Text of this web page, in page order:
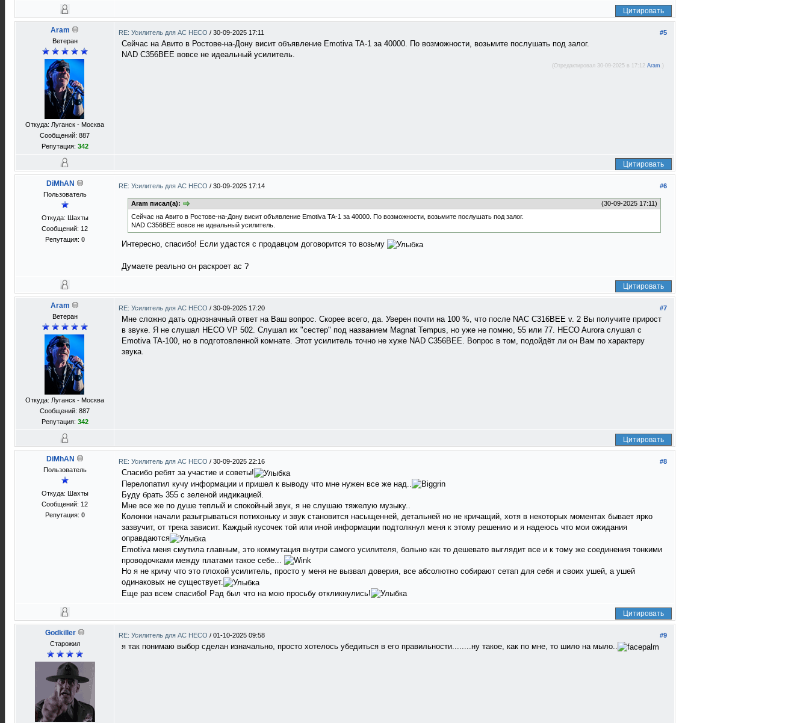
Цитировать
Aram
Ветеран
Откуда: Луганск - Москва
Сообщений: 887
Репутация: 342
#5
RE: Усилитель для AC HECO / 30-09-2025 17:11
Сейчас на Авито в Ростове-на-Дону висит объявление Emotiva TA-1 за 40000. По возможности, возьмите послушать под залог.
NAD C356BEE вовсе не идеальный усилитель.
(Отредактировал 30-09-2025 в 17:12 Aram .)
Цитировать
DiMhAN
Пользователь
Откуда: Шахты
Сообщений: 12
Репутация: 0
#6
RE: Усилитель для AC HECO / 30-09-2025 17:14
(30-09-2025 17:11)
Aram писал(а):
Сейчас на Авито в Ростове-на-Дону висит объявление Emotiva TA-1 за 40000. По возможности, возьмите послушать под залог.
NAD C356BEE вовсе не идеальный усилитель.
Интересно, спасибо! Если удастся с продавцом договорится то возьму
Думаете реально он раскроет ас ?
Цитировать
Aram
Ветеран
Откуда: Луганск - Москва
Сообщений: 887
Репутация: 342
#7
RE: Усилитель для AC HECO / 30-09-2025 17:20
Мне сложно дать однозначный ответ на Ваш вопрос. Скорее всего, да. Уверен почти на 100 %, что после NAC C316BEE v. 2 Вы получите прирост
в звуке. Я не слушал HECO VP 502. Слушал их "сестер" под названием Magnat Tempus, но уже не помню, 55 или 77. HECO Aurora слушал с
Emotiva TA-100, но в подготовленной комнате. Этот усилитель точно не хуже NAD C356BEE. Вопрос в том, подойдёт ли он Вам по характеру
звука.
Цитировать
DiMhAN
Пользователь
Откуда: Шахты
Сообщений: 12
Репутация: 0
#8
RE: Усилитель для AC HECO / 30-09-2025 22:16
Спасибо ребят за участие и советы!
Перелопатил кучу информации и пришел к выводу что мне нужен все же над..
Буду брать 355 с зеленой индикацией.
Мне все же по душе теплый и спокойный звук, я не слушаю тяжелую музыку..
Колонки начали разыгрываться потихоньку и звук становится насыщенней, детальней но не кричащий, хотя в некоторых моментах бывает ярко
зазвучит, от трека зависит. Каждый кусочек той или иной информации подтолкнул меня к этому решению и я надеюсь что мои ожидания
оправдаются
Emotiva меня смутила главным, это коммутация внутри самого усилителя, больно как то дешевато выглядит все и к тому же соединения тонкими
проводочками между платами такое себе...
Но я не кричу что это плохой усилитель, просто у меня не вызвал доверия, все абсолютно собирают сетап для себя и своих ушей, а ушей
одинаковых не существует.
Еще раз всем спасибо! Рад был что на мою просьбу откликнулись!
Цитировать
Godkiller
Старожил
#9
RE: Усилитель для AC HECO / 01-10-2025 09:58
я так понимаю выбор сделан изначально, просто хотелось убедиться в его правильности........ну такое, как по мне, то шило на мыло..